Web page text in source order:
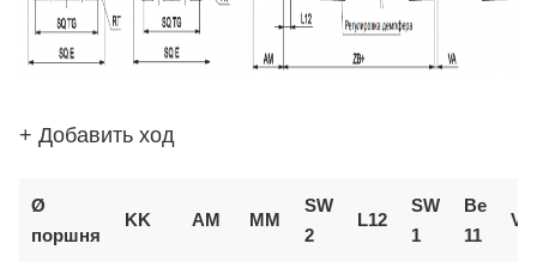
+ Добавить ход
Ø
поршня
KK AM ММ
SW
2
L12
SW
1
Вe
11
VD